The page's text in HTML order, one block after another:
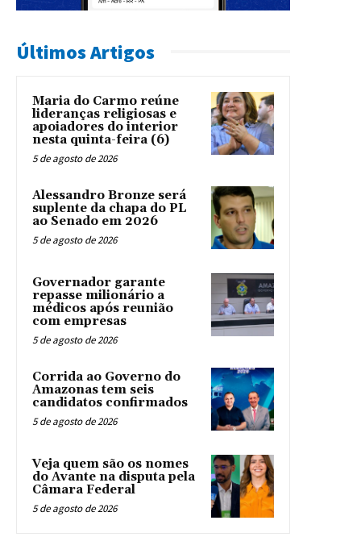
Últimos Artigos
Maria do Carmo reúne
lideranças religiosas e
apoiadores do interior
nesta quinta-feira (6)
5 de agosto de 2026
Alessandro Bronze será
suplente da chapa do PL
ao Senado em 2026
5 de agosto de 2026
Governador garante
repasse milionário a
médicos após reunião
com empresas
5 de agosto de 2026
Corrida ao Governo do
Amazonas tem seis
candidatos confirmados
5 de agosto de 2026
Veja quem são os nomes
do Avante na disputa pela
Câmara Federal
5 de agosto de 2026